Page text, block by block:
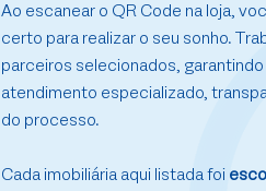
Ao escanear o QR Code na loja,
certo para realizar o seu sonho.
parceiros selecionados,
atendimento especializado,
do processo.
Cada imobiliária aqui listada foi